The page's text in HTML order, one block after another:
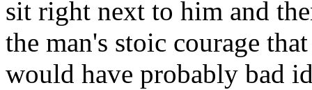
sit right next to him and
the man's stoic courage
would have probably bad